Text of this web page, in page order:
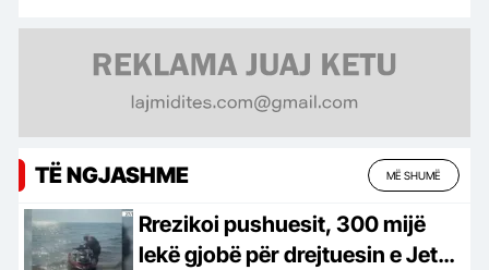
TË NGJASHME MË SHUMË
Rrezikoi pushuesit, 300 mijë
lekë gjobë për drejtuesin e Jet